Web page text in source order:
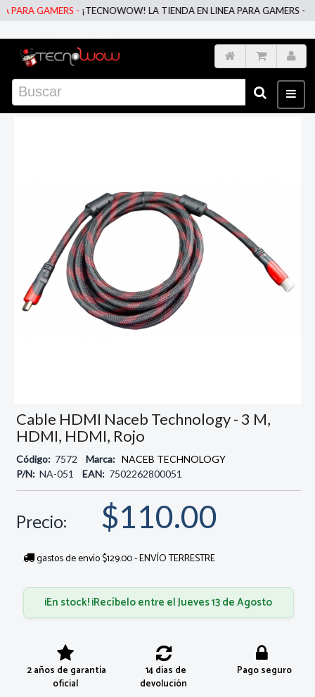
GAMERS -¡TECNOWOW! LA TIENDA EN LINEA PARA GAMERS -
Cable HDMI Naceb Technology - 3 M,
HDMI, HDMI, Rojo
Código: 7572 Marca: NACEB TECHNOLOGY
P/N: NA-051 EAN: 7502262800051
Precio: $110.00
gastos de envío $129.00 - ENVÍO TERRESTRE
¡En stock! ¡Recíbelo entre el Jueves 13 de Agosto
2 años de garantía
oficial
14 días de
devolución
Pago seguro